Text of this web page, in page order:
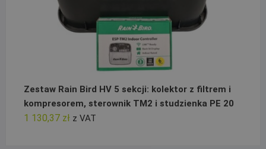
Zestaw Rain Bird HV 5 sekcji: kolektor z filtrem i
kompresorem, sterownik TM2 i studzienka PE 20
1 130,37 zł z VAT